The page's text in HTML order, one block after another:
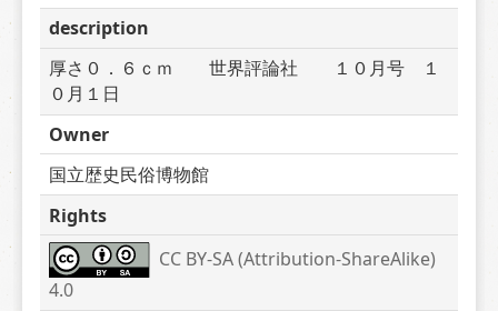
description
厚さ０．６ｃｍ　　世界評論社　　１０月号　１
０月１日
Owner
国立歴史民俗博物館
Rights
CC BY-SA (Attribution-ShareAlike)
4.0